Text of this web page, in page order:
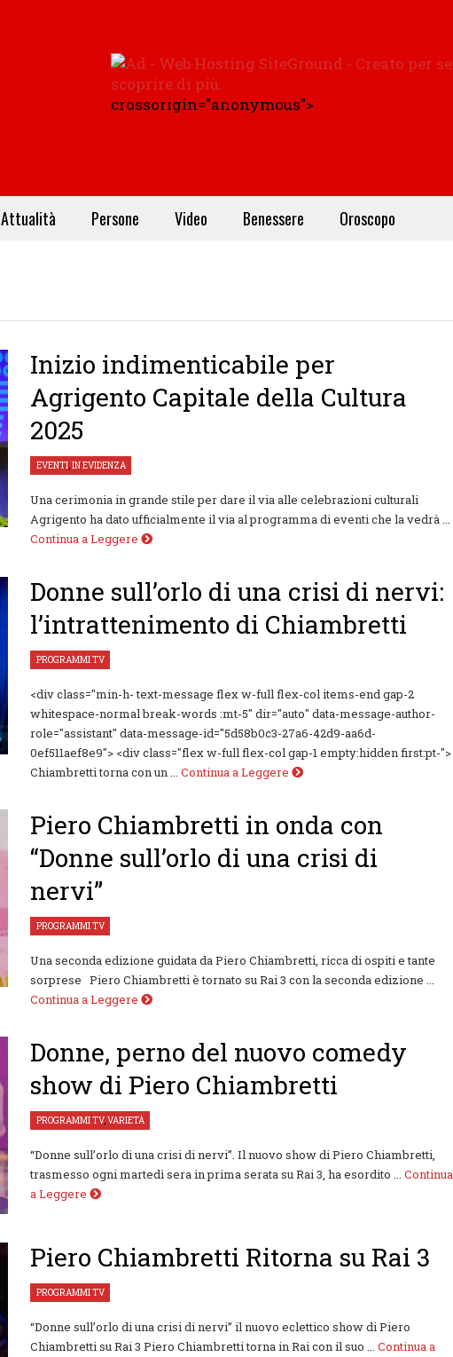
crossorigin="anonymous">
Attualità Persone Video Benessere Oroscopo
Inizio indimenticabile per
Agrigento Capitale della Cultura
2025
EVENTI,IN EVIDENZA
Una cerimonia in grande stile per dare il via alle celebrazioni culturali
Agrigento ha dato ufficialmente il via al programma di eventi che la vedrà ...
Continua a Leggere
Donne sull’orlo di una crisi di nervi:
l’intrattenimento di Chiambretti
PROGRAMMI TV
<div class="min-h- text-message flex w-full flex-col items-end gap-2
whitespace-normal break-words :mt-5" dir="auto" data-message-author-
role="assistant" data-message-id="5d58b0c3-27a6-42d9-aa6d-
0ef511aef8e9"> <div class="flex w-full flex-col gap-1 empty:hidden first:pt-">
Chiambretti torna con un ... Continua a Leggere
Piero Chiambretti in onda con
“Donne sull’orlo di una crisi di
nervi”
PROGRAMMI TV
Una seconda edizione guidata da Piero Chiambretti, ricca di ospiti e tante
sorprese Piero Chiambretti è tornato su Rai 3 con la seconda edizione ...
Continua a Leggere
Donne, perno del nuovo comedy
show di Piero Chiambretti
PROGRAMMI TV,VARIETÀ
“Donne sull’orlo di una crisi di nervi”. Il nuovo show di Piero Chiambretti,
trasmesso ogni martedì sera in prima serata su Rai 3, ha esordito ...
Continua
a Leggere
Piero Chiambretti Ritorna su Rai 3
PROGRAMMI TV
“Donne sull’orlo di una crisi di nervi” il nuovo eclettico show di Piero
Chiambretti su Rai 3 Piero Chiambretti torna in Rai con il suo ... Continua a